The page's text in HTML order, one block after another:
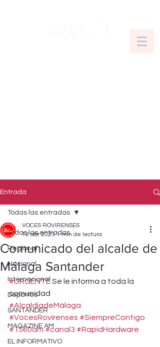
Entrada
Todas las entradas
Regional
Nacional
Internacional
Deportes
SANTANDER
MAGAZINE AM
EL INFORMATIVO
Todas las entradas
Comunicado del alcalde de
Málaga Santander
VOCES ROVIRENSES
12 abr 2023 1 min de lectura
#URGENTE Se le informa a toda la
comunidad
#AlcaldiadeMálaga
#VocesRovirenses #SiempreContigo
#1560am #canal3 #RapidHardware